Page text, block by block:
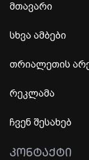
მთავარი
სხვა ამბები
თრიალეთის
რეკლამა
ჩვენ შესახებ
ᲙᲝᲜᲢᲐᲥᲢᲘ